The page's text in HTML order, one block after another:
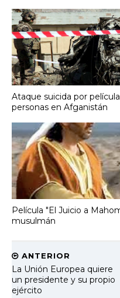
Ataque suicida por
personas en Afganistán
Película "El Juicio a
musulmán
ANTERIOR
La Unión Europea quiere
un presidente y su propio
ejército